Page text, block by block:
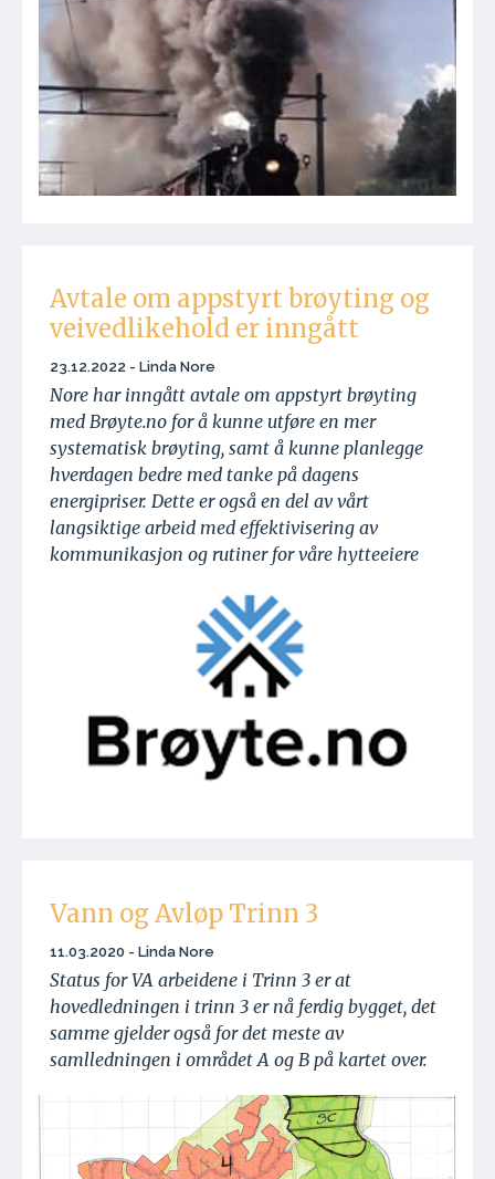
Avtale om appstyrt brøyting og
veivedlikehold er inngått
23.12.2022 - Linda Nore
Nore har inngått avtale om appstyrt brøyting
med Brøyte.no for å kunne utføre en mer
systematisk brøyting, samt å kunne planlegge
hverdagen bedre med tanke på dagens
energipriser. Dette er også en del av vårt
langsiktige arbeid med effektivisering av
kommunikasjon og rutiner for våre hytteeiere
Vann og Avløp Trinn 3
11.03.2020 - Linda Nore
Status for VA arbeidene i Trinn 3 er at
hovedledningen i trinn 3 er nå ferdig bygget, det
samme gjelder også for det meste av
samlledningen i området A og B på kartet over.